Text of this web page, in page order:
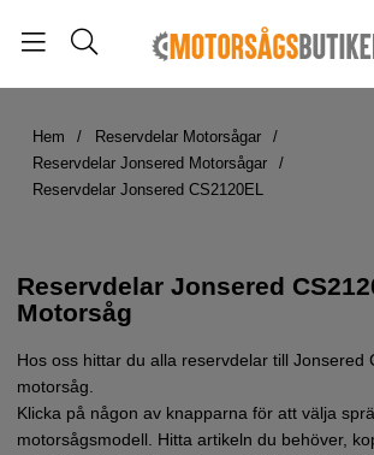
Hem
Reservdelar Motorsågar
Reservdelar Jonsered Motorsågar
Reservdelar Jonsered CS2120EL
Reservdelar Jonsered
Motorsåg
Hos oss hittar du alla reservdelar till Jonsered
motorsåg.
Klicka på någon av knapparna för att välja
motorsågsmodell. Hitta artikeln du behöver,